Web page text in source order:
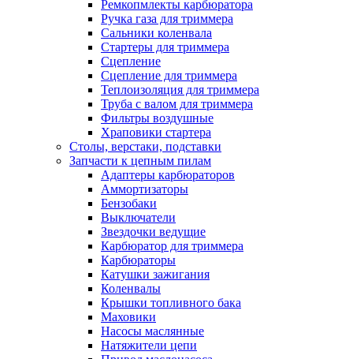
Ремкопмлекты карбюратора
Ручка газа для триммера
Сальники коленвала
Стартеры для триммера
Сцепление
Сцепление для триммера
Теплоизоляция для триммера
Труба с валом для триммера
Фильтры воздушные
Храповики стартера
Столы, верстаки, подставки
Запчасти к цепным пилам
Адаптеры карбюраторов
Аммортизаторы
Бензобаки
Выключатели
Звездочки ведущие
Карбюратор для триммера
Карбюраторы
Катушки зажигания
Коленвалы
Крышки топливного бака
Маховики
Насосы маслянные
Натяжители цепи